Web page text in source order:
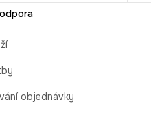
objednávky